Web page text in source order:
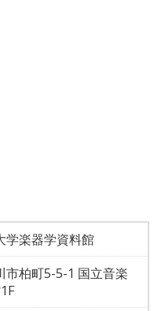
学楽器学資料館
市柏町5-5-1 国立音楽